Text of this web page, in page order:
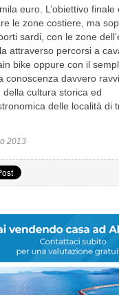
euro. L’obiettivo finale
le zone costiere, ma
sardi, con le zone
attraverso percorsi a
bike oppure con il
conoscenza davvero
della cultura storica ed
delle località di
2013